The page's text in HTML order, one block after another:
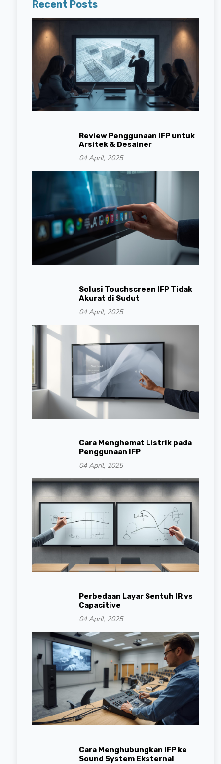
Recent Posts
Review Penggunaan IFP untuk
Arsitek & Desainer
04 April, 2025
Solusi Touchscreen IFP Tidak
Akurat di Sudut
04 April, 2025
Cara Menghemat Listrik pada
Penggunaan IFP
04 April, 2025
Perbedaan Layar Sentuh IR vs
Capacitive
04 April, 2025
Cara Menghubungkan IFP ke
Sound System Eksternal